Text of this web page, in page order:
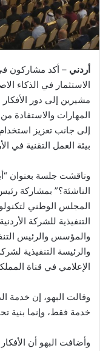
أردني
الاستثمار في الذكاء
مشيرين إلى دور
المهارات والاستفادة
إلى جانب تعزيز استخدام
بيئة العمل التقنية في
وناقشت جلسة بعنوان
الناشئة؟” بمشاركة
المجلس الوطني
التنفيذية للشركة
الإعلامي في قناة
وقالت البهو، إن خدمة
خدمة فقط، وإنما بنية
وأضافت البهو أن